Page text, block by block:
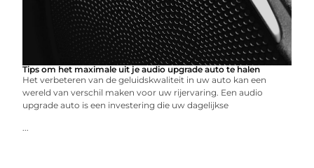
Tips om het maximale uit je audio upgrade auto te halen
Het verbeteren van de geluidskwaliteit in uw auto kan een
wereld van verschil maken voor uw rijervaring. Een audio
upgrade auto is een investering die uw dagelijkse
...